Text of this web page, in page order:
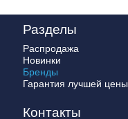
Разделы
Распродажа
Новинки
Бренды
Гарантия лучшей цены
Контакты